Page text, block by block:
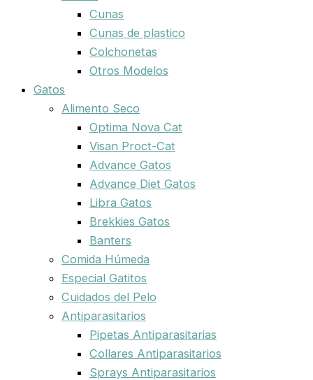
Cunas
Cunas de plastico
Colchonetas
Otros Modelos
Gatos
Alimento Seco
Optima Nova Cat
Visan Proct-Cat
Advance Gatos
Advance Diet Gatos
Libra Gatos
Brekkies Gatos
Banters
Comida Húmeda
Especial Gatitos
Cuidados del Pelo
Antiparasitarios
Pipetas Antiparasitarias
Collares Antiparasitarios
Sprays Antiparasitarios